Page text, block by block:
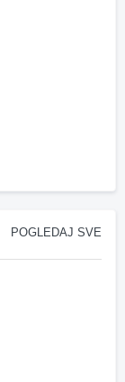
POGLEDAJ SVE